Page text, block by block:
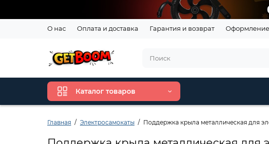
О нас Оплата и доставка Гарантия и возврат Оформление
Каталог товаров
Главная Электросамокаты Поддержка крыла металлическая для